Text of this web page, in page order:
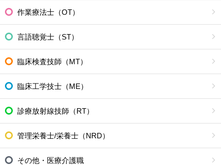
作業療法士（OT）
言語聴覚士（ST）
臨床検査技師（MT）
臨床工学技士（ME）
診療放射線技師（RT）
管理栄養士/栄養士（NRD）
その他・医療介護職